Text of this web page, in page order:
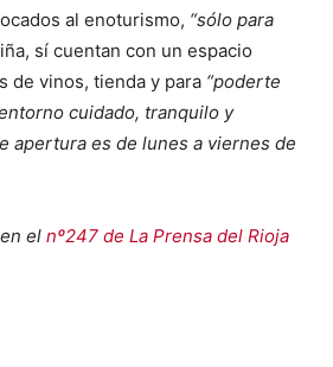
al enoturismo, “sólo para
sí cuentan con un espacio
de vinos, tienda y para “poderte
cuidado, tranquilo y
apertura es de lunes a viernes de
el nº247 de La Prensa del Rioja